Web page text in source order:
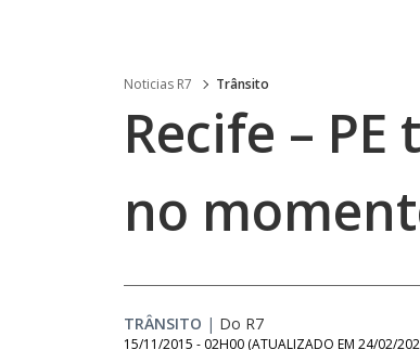
Noticias R7 Trânsito
Recife –
no
TRÂNSITO | Do R7
15/11/2015 - 02H00 (ATUALIZADO EM 24/02/